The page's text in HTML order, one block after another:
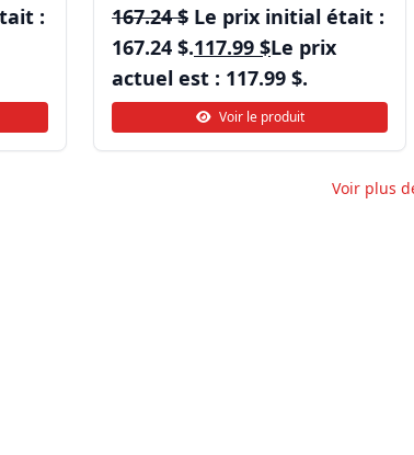
:
167.24$ Le prix initial était :
167.24 $.117.99 $Le prix
actuel est : 117.99 $.
Voir le produit
Voir plus